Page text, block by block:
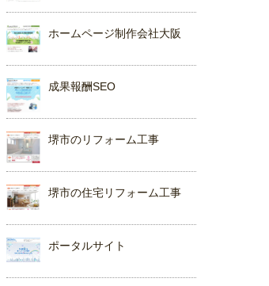
ホームページ制作会社大阪
成果報酬SEO
堺市のリフォーム工事
堺市の住宅リフォーム工事
ポータルサイト